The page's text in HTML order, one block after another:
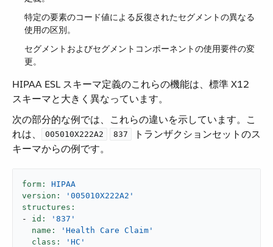
特定の要素のコード値による反復されたセグメントの異なる
使用の区別。
セグメントおよびセグメントコンポーネントの使用要件の変
更。
HIPAA ESL スキーマ定義のこれらの機能は、標準 X12
スキーマと大きく異なっています。
次の部分的な例では、これらの違いを示しています。こ
れは、​
005010X222A2 837
​ トランザクションセットのス
キーマからの例です。
form:
HIPAA
version:
'005010X222A2'
structures:
-
id:
'837'
name:
'Health Care Claim'
class:
'HC'